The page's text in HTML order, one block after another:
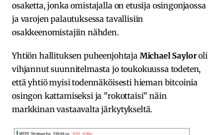
osaketta, jonka omistajalla on etusija osingonjaossa
ja varojen palautuksessa tavallisiin
osakkeenomistajiin nähden.
Yhtiön hallituksen puheenjohtaja Michael Sayloroli
vihjannut suunnitelmasta jo toukokuussa todeten,
että yhtiö myisi todennäköisesti hieman bitcoinia
osingon kattamiseksi ja ”rokottaisi” näin
markkinan vastaavalta järkytykseltä.